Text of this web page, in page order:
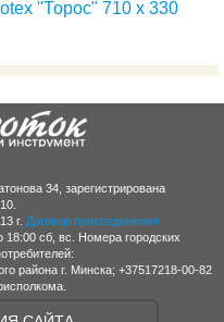
"Торос" 710 х 330
34, зарегистрирована
г. Договор присоединения
18:00 сб, вс. Номера городских
района г. Минска; +37517218-00-82